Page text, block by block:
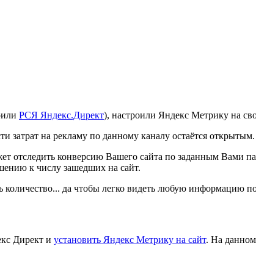
РСЯ Яндекс.Директ), настроили Яндекс Метрику на
на рекламу по данному каналу остаётся открытым.
отследить конверсию Вашего сайта по заданным
к числу зашедших на сайт.
количество... да чтобы легко видеть любую информацию
Директ и установить Яндекс Метрику на сайт. На данном